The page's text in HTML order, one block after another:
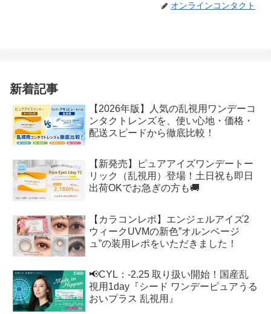
オンラインコンタクト
新着記事
【2026年版】人気の乱視用ワンデーコ
ンタクトレンズを、使い心地・価格・
配送スピードから徹底比較！
【新発売】ピュアアイズワンデートー
リック（乱視用）登場！土日祝も即日
出荷OKでお急ぎの方も🚚
【カラコンレポ】エンジェルアイズ2
ウィークUVMの新色”オルンベージ
ュ”の装用レポをいただきました！
📢CYL：-2.25 取り扱い開始！国産乱
視用1day『シード ワンデーピュアうる
おいプラス 乱視用』